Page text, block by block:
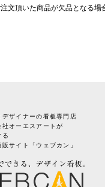
文頂いた商品が欠品となる場
デザイナーの看板専門店
社オーエスアートが
る
販サイト「ウェブカン」